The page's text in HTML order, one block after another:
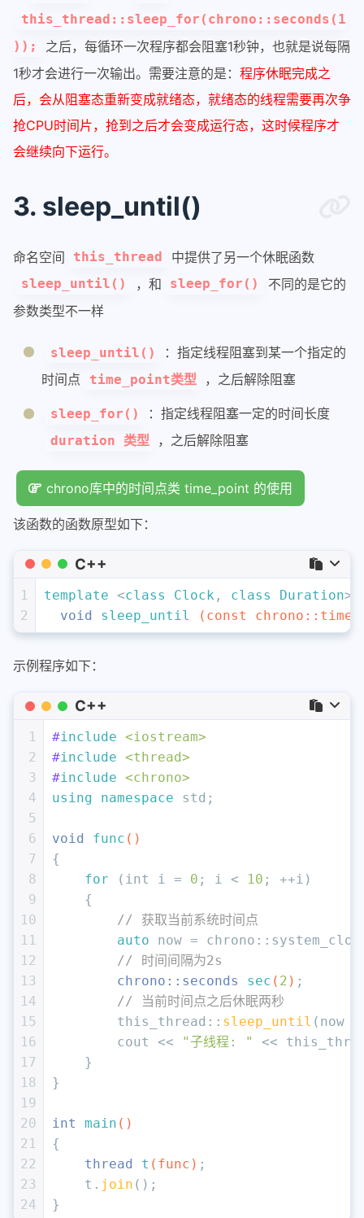
this_thread::sleep_for(chrono::seconds(1
));
之后，每循环一次程序都会阻塞1秒钟，也就是说每隔
1秒才会进行一次输出。需要注意的是： 程序休眠完成之
后，会从阻塞态重新变成就绪态，就绪态的线程需要再次争
抢CPU时间片，抢到之后才会变成运行态，这时候程序才
会继续向下运行。
3. sleep_until()
命名空间 this_thread 中提供了另一个休眠函数
sleep_until() ，和 sleep_for()
不同的是它的
参数类型不一样
sleep_until()
：指定线程阻塞到某一个指定的
时间点
time_point类型 ，之后解除阻塞
sleep_for() ：指定线程阻塞一定的时间长度
duration 类型 ，之后解除阻塞
chrono库中的时间点类 time_point 的使用
该函数的函数原型如下：
C++
1
2
template <class Clock , class Duration>
void
sleep_until ( const
示例程序如下：
C++
1
2
3
4
5
6
7
8
9
10
11
12
13
14
15
16
17
18
19
20
21
22
23
24
#include <iostream>
#include <thread>
#include <chrono>
using
namespace std;
void func ()
{
for ( int i = 0 ; i < 10 ; ++i)
    {
// 获取当前系统时间点
auto now =
// 时间间隔为2s
chrono::seconds sec ( 2 ) ;
// 当前时间点之后休眠两秒
        this_thread::
sleep_until (now
        cout <<
"子线程: "
<<
    }
}
int main ()
{
thread t (func) ;
    t.
join ();
}